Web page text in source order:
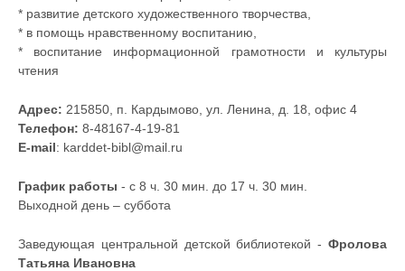
* развитие детского художественного творчества,
* в помощь нравственному воспитанию,
* воспитание информационной грамотности и культуры
чтения
Адрес: 215850, п. Кардымово, ул. Ленина, д. 18, офис 4
Телефон: 8-48167-4-19-81
E-mail: karddet-bibl@mail.ru
График работы - с 8 ч. 30 мин. до 17 ч. 30 мин.
Выходной день – суббота
Заведующая центральной детской библиотекой - Фролова
Татьяна Ивановна